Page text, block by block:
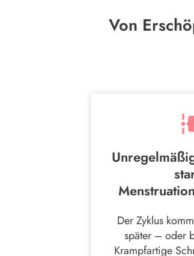
Von
Der Zyklus
später – oder
Krampfartige